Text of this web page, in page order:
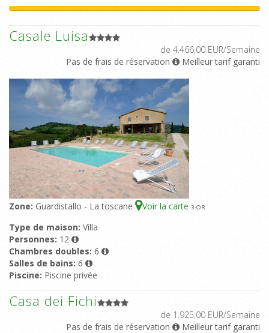
Casale Luisa
de 4.466,00 EUR/Semaine
Pas de frais de réservation
Meilleur tarif garanti
Zone: Guardistallo - La toscane Voir la carte 3-OR
Type de maison: Villa
Personnes: 12
Chambres doubles: 6
Salles de bains: 6
Piscine: Piscine privée
Casa dei Fichi
de 1.925,00 EUR/Semaine
Pas de frais de réservation
Meilleur tarif garanti